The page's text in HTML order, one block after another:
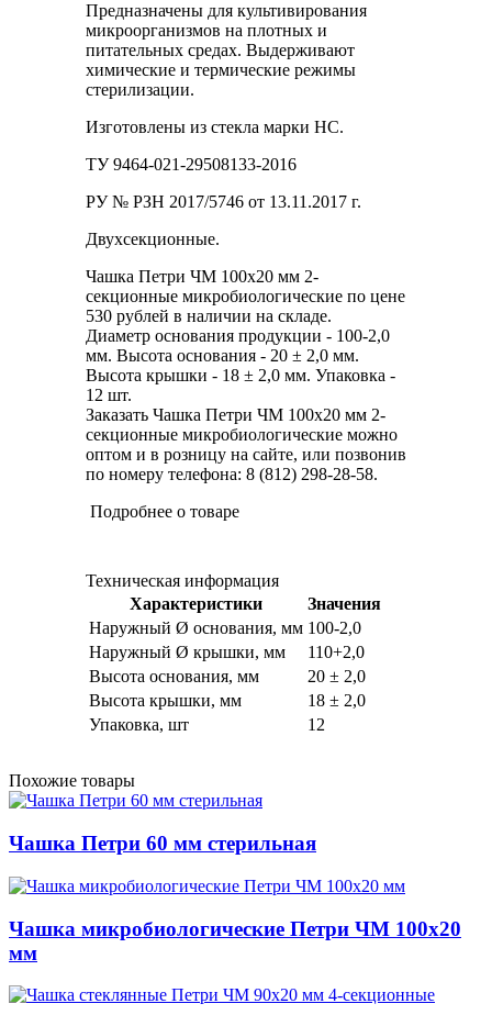
Предназначены для культивирования
микроорганизмов на плотных и
питательных средах. Выдерживают
химические и термические режимы
стерилизации.
Изготовлены из стекла марки НС.
ТУ 9464-021-29508133-2016
РУ № РЗН 2017/5746 от 13.11.2017 г.
Двухсекционные.
Чашка Петри ЧМ 100х20 мм 2-
секционные микробиологические по цене
530 рублей в наличии на складе.
Диаметр основания продукции - 100-2,0
мм. Высота основания - 20 ± 2,0 мм.
Высота крышки - 18 ± 2,0 мм. Упаковка -
12 шт.
Заказать Чашка Петри ЧМ 100х20 мм 2-
секционные микробиологические можно
оптом и в розницу на сайте, или позвонив
по номеру телефона: 8 (812) 298-28-58.
Подробнее о товаре
Техническая информация
Характеристики
Значения
Наружный Ø основания, мм 100-2,0
Наружный Ø крышки, мм
110+2,0
Высота основания, мм
20 ± 2,0
Высота крышки, мм
18 ± 2,0
Упаковка, шт
12
Похожие товары
Чашка Петри 60 мм стерильная
Чашка микробиологические Петри ЧМ 100х20
мм